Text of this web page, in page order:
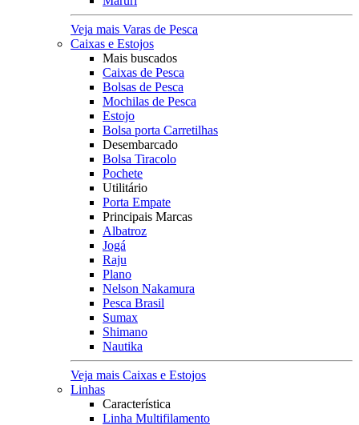
Veja mais Varas de Pesca
Caixas e Estojos
Mais buscados
Caixas de Pesca
Bolsas de Pesca
Mochilas de Pesca
Estojo
Bolsa porta Carretilhas
Desembarcado
Bolsa Tiracolo
Pochete
Utilitário
Porta Empate
Principais Marcas
Albatroz
Jogá
Raju
Plano
Nelson Nakamura
Pesca Brasil
Sumax
Shimano
Nautika
Veja mais Caixas e Estojos
Linhas
Característica
Linha Multifilamento